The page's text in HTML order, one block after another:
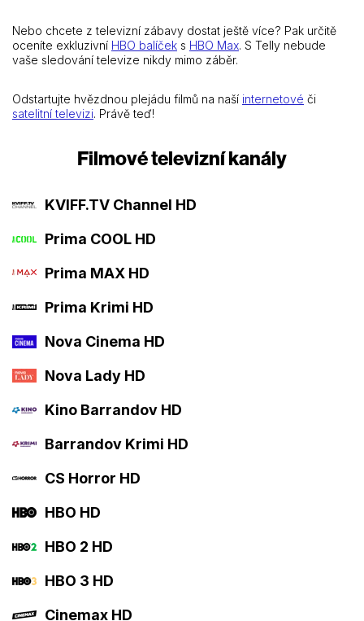
Nebo chcete z televizní zábavy dostat ještě více? Pak určitě
oceníte exkluzivní HBO balíček s HBO Max. S Telly nebude
vaše sledování televize nikdy mimo záběr.
Odstartujte hvězdnou plejádu filmů na naší internetové či
satelitní televizi. Právě teď!
Filmové televizní kanály
KVIFF.TV Channel HD
Prima COOL HD
Prima MAX HD
Prima Krimi HD
Nova Cinema HD
Nova Lady HD
Kino Barrandov HD
Barrandov Krimi HD
CS Horror HD
HBO HD
HBO 2 HD
HBO 3 HD
Cinemax HD